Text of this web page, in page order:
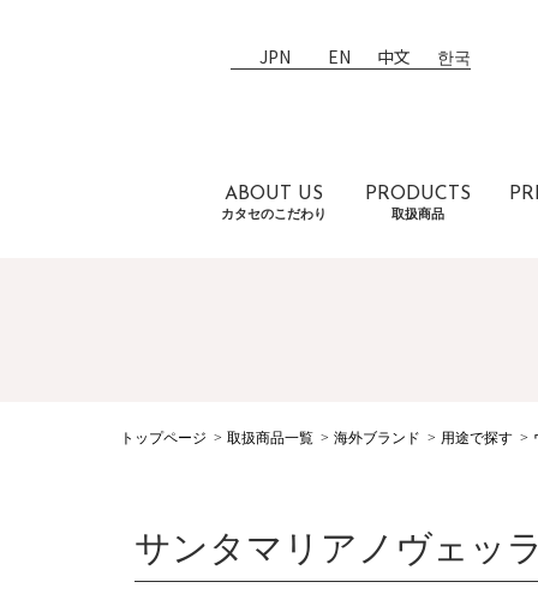
JPN EN 中文 한국
ABOUT US
カタセのこだわり
PRODUCTS
取扱商品
トップページ 取扱商品一覧 海外ブランド 用途で探す
サンタマリアノヴェッ